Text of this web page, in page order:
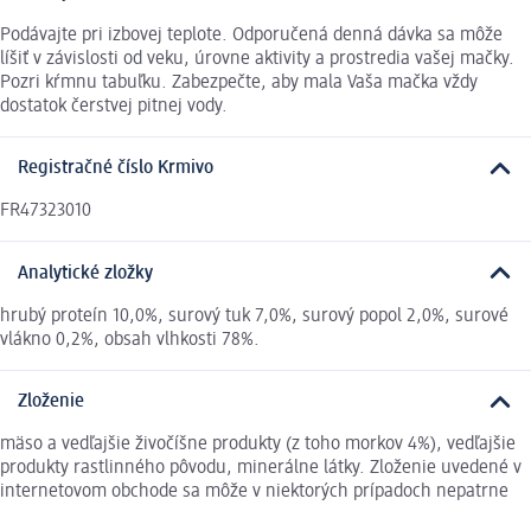
Podávajte pri izbovej teplote. Odporučená denná dávka sa môže
líšiť v závislosti od veku, úrovne aktivity a prostredia vašej mačky.
Pozri kŕmnu tabuľku. Zabezpečte, aby mala Vaša mačka vždy
dostatok čerstvej pitnej vody.
Registračné číslo Krmivo
FR47323010
Analytické zložky
hrubý proteín 10,0%, surový tuk 7,0%, surový popol 2,0%, surové
vlákno 0,2%, obsah vlhkosti 78%.
Zloženie
mäso a vedľajšie živočíšne produkty (z toho morkov 4%), vedľajšie
produkty rastlinného pôvodu, minerálne látky. Zloženie uvedené v
internetovom obchode sa môže v niektorých prípadoch nepatrne